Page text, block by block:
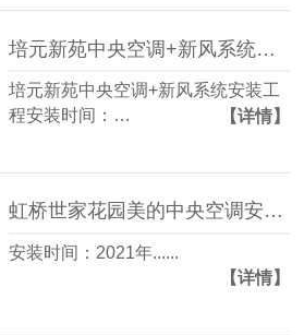
培元新苑中央空调+新风系统安装工程
培元新苑中央空调+新风系统安装工
程安装时间：…
【详情】
虹桥世家花园美的中央空调安装工程
安装时间：2021年......
【详情】